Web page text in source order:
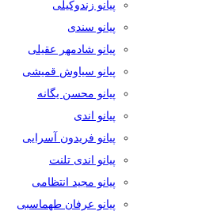
پیانو زندوکیلی
پیانو سندی
پیانو شادمهر عقیلی
پیانو سیاوش قمیشی
پیانو محسن یگانه
پیانو اندی
پیانو فریدون آسرایی
پیانو اندی تلنت
پیانو مجید انتظامی
پیانو عرفان طهماسبی